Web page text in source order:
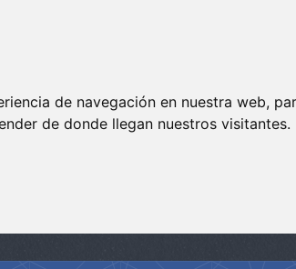
de navegación en nuestra web,
de donde llegan nuestros visitantes.